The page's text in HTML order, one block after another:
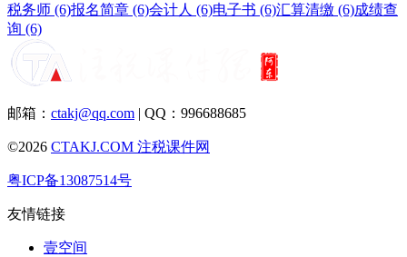
税务师 (6)报名简章 (6)会计人 (6)电子书 (6)汇算清缴 (6)成绩查
询 (6)
邮箱： ctakj@qq.com | QQ：996688685
©2026 CTAKJ.COM 注税课件网
粤ICP备13087514号
友情链接
壹空间